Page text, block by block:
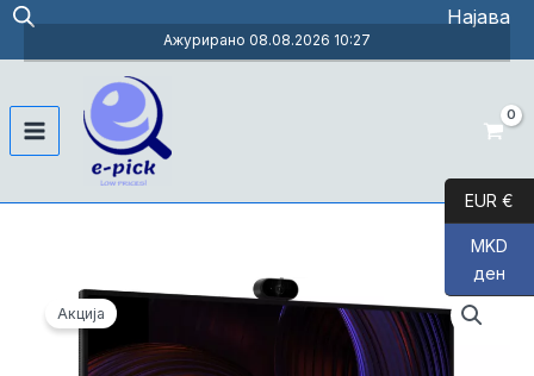
Skip
content
Најава
Ажурирано 08.08.2026 10:27
Main
Акција
EUR €
MKD
ден